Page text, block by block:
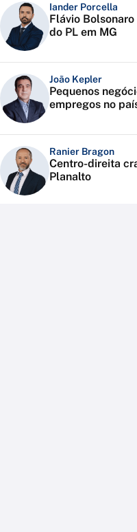
Iander Porcella
Flávio
do PL em MG
João Kepler
Pequenos
empregos no
Ranier Bragon
Centro-direita
Planalto